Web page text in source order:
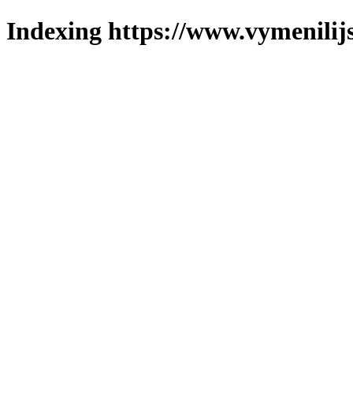
Indexing https://